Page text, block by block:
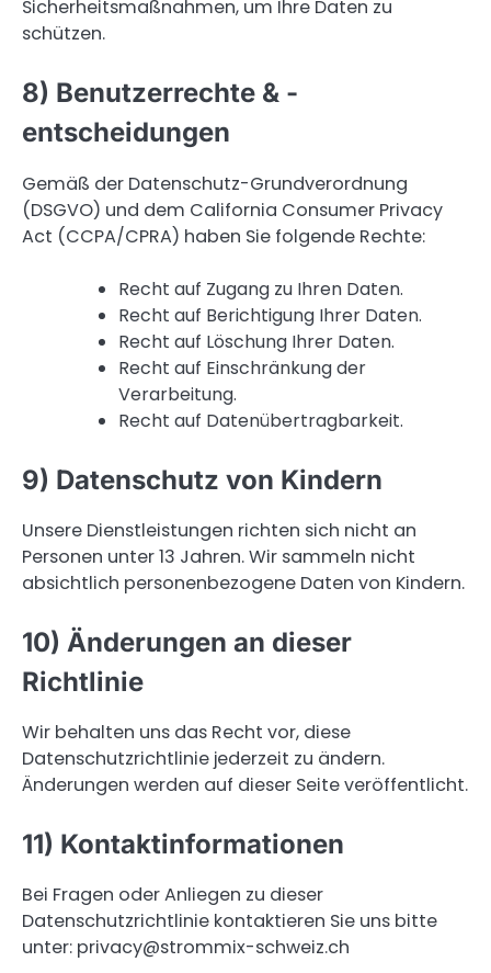
Sicherheitsmaßnahmen, um Ihre Daten zu
schützen.
8) Benutzerrechte & -
entscheidungen
Gemäß der Datenschutz-Grundverordnung
(DSGVO) und dem California Consumer Privacy
Act (CCPA/CPRA) haben Sie folgende Rechte:
Recht auf Zugang zu Ihren Daten.
Recht auf Berichtigung Ihrer Daten.
Recht auf Löschung Ihrer Daten.
Recht auf Einschränkung der
Verarbeitung.
Recht auf Datenübertragbarkeit.
9) Datenschutz von Kindern
Unsere Dienstleistungen richten sich nicht an
Personen unter 13 Jahren. Wir sammeln nicht
absichtlich personenbezogene Daten von Kindern.
10) Änderungen an dieser
Richtlinie
Wir behalten uns das Recht vor, diese
Datenschutzrichtlinie jederzeit zu ändern.
Änderungen werden auf dieser Seite veröffentlicht.
11) Kontaktinformationen
Bei Fragen oder Anliegen zu dieser
Datenschutzrichtlinie kontaktieren Sie uns bitte
unter: privacy@strommix-schweiz.ch